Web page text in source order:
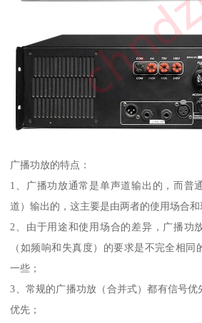
广播功放的特点：
1、广播功放通常是单声道输出的，而普
道）输出的，这主要是由两者的使用场合和
2、由于用途和使用场合的差异，广播功
（如频响和失真度）的要求是不完全相
一些；
3、常规的广播功放（合并式）都有信号
优先；